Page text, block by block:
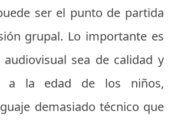
ser el punto de partida
grupal. Lo importante es
sea de calidad y
a la edad de los niños,
demasiado técnico que